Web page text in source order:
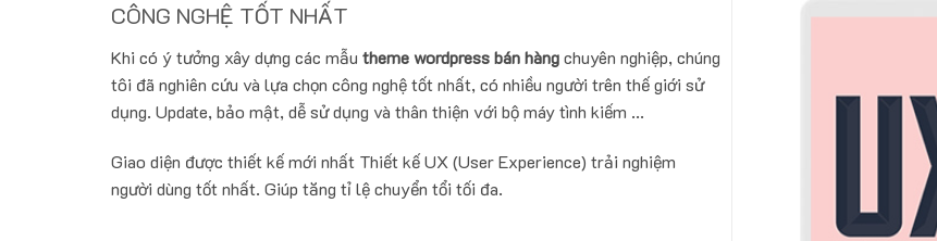
CÔNG NGHỆ TỐT NHẤT
Khi có ý tưởng xây dựng các mẫu theme wordpress bán hàngchuyên nghiệp, chúng
tôi đã nghiên cứu và lựa chọn công nghệ tốt nhất, có nhiều người trên thế giới sử
dụng. Update, bảo mật, dễ sử dụng và thân thiện với bộ máy tình kiếm ...
Giao diện được thiết kế mới nhất Thiết kế UX (User Experience) trải nghiệm
người dùng tốt nhất. Giúp tăng tỉ lệ chuyển tổi tối đa.